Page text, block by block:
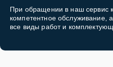
При обращении в наш сервис
компетентное обслуживание,
все виды работ и